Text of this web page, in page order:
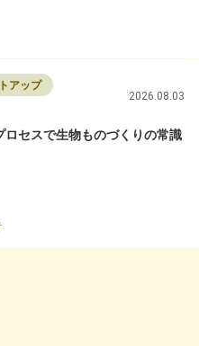
アップ
2026.08.03
ロセスで生物ものづくりの常識